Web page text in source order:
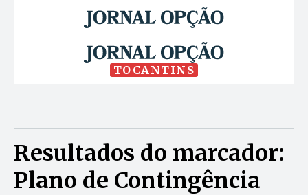
TOCANTINS
Resultados do marcador:
Plano de Contingência